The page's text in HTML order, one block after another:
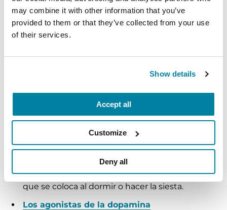
may combine it with other information that you’ve
provided to them or that they’ve collected from your use
of their services.
Show details
Accept all
Customize
Deny all
regulan el estado de ánimo, el sueño, el nivel de
energía y otros aspectos. Cuidar de lasalud
mentaltambién ayuda a dormir mejor.
Trastornos del sueño:Si su médico sospecha un
trastorno del sueño, como respiración obstruida,
un estudio del sueño en una clínica del sueño.
El tratamiento de la apnea del sueño puede
requerir un aparato dental o una máquina de
presión positiva continua de las vías
respiratorias (CPAP, por sus siglas en inglés)
que se coloca al dormir o hacer la siesta.
Los agonistas de la dopamina